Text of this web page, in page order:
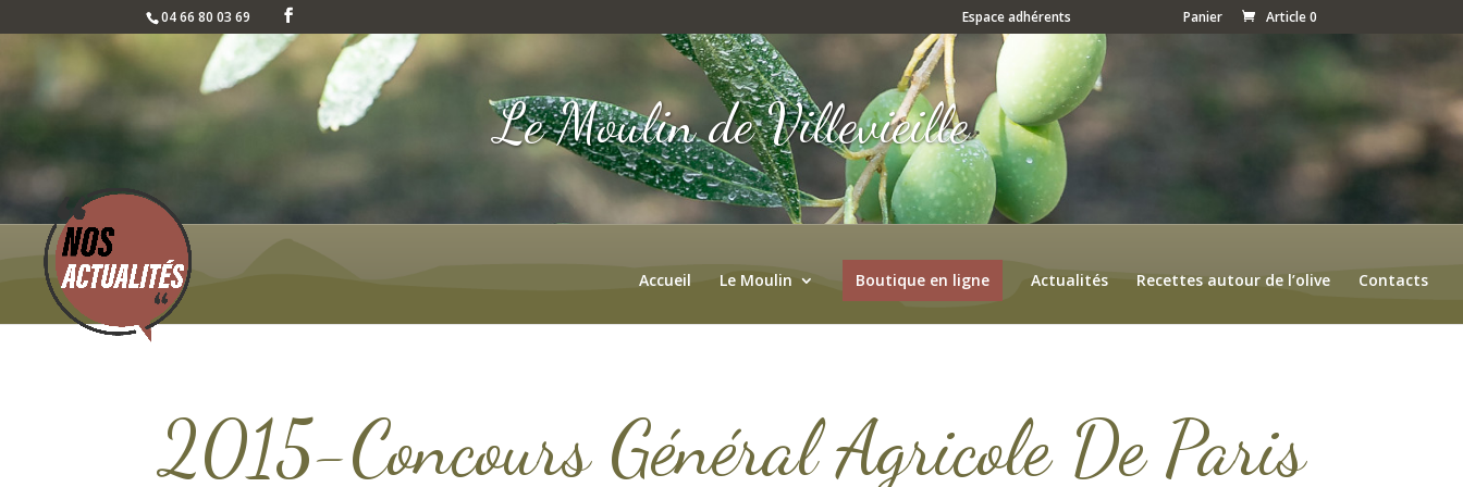
04 66 80 03 69 Espace adhérents Panier Article 0
Le Moulin de Villevieille
Accueil Le Moulin Boutique en ligne Actualités Recettes autour de l’olive Contacts
2015-Concours Général Agricole De Paris